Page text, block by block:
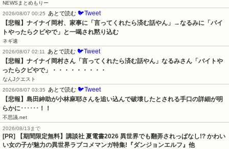
NEWSまとめもりー
2026/08/07 00:25
あとで読む 🐦Tweet
【悲報】ナイナイ岡村、家事に「言ってくれたら済む話やん」→なるみに「バイ
トやったらクビやで」と一喝され黙り込む
ネギ速
2026/08/07 02:11
あとで読む 🐦Tweet
【悲報】ナイナイ岡村さん「言ってくれたら済む話やん」なるみさん「バイトや
ったらクビやで」・・・・・・・・・
なんJクエスト
2026/08/07 03:35
あとで読む 🐦Tweet
【悲報】島田紳助が小林麻耶さんを追い込んで破壊したとされる手口の詳細が明
らかに･･････！！
不思議.net
2026/08/13まで
[PR] 【期間限定無料】講談社 夏電書2026 異世界でも翻弄されっぱなし!? かわい
い女の子が魅力の異世界ラブコメマンガ特集!『ダンジョンエルフ』他